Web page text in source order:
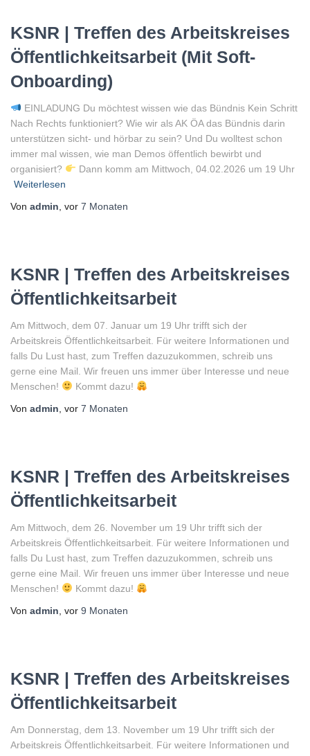
KSNR | Treffen des Arbeitskreises
Öffentlichkeitsarbeit (Mit Soft-
Onboarding)
EINLADUNG Du möchtest wissen wie das Bündnis Kein Schritt
Nach Rechts funktioniert? Wie wir als AK ÖA das Bündnis darin
unterstützen sicht- und hörbar zu sein? Und Du wolltest schon
immer mal wissen, wie man Demos öffentlich bewirbt und
organisiert?
Dann komm am Mittwoch, 04.02.2026 um 19 Uhr
Weiterlesen
Von admin , vor 7 Monaten
KSNR | Treffen des Arbeitskreises
Öffentlichkeitsarbeit
Am Mittwoch, dem 07. Januar um 19 Uhr trifft sich der
Arbeitskreis Öffentlichkeitsarbeit. Für weitere Informationen und
falls Du Lust hast, zum Treffen dazuzukommen, schreib uns
gerne eine Mail. Wir freuen uns immer über Interesse und neue
Menschen!
Kommt dazu!
Von admin , vor 7 Monaten
KSNR | Treffen des Arbeitskreises
Öffentlichkeitsarbeit
Am Mittwoch, dem 26. November um 19 Uhr trifft sich der
Arbeitskreis Öffentlichkeitsarbeit. Für weitere Informationen und
falls Du Lust hast, zum Treffen dazuzukommen, schreib uns
gerne eine Mail. Wir freuen uns immer über Interesse und neue
Menschen!
Kommt dazu!
Von admin , vor 9 Monaten
KSNR | Treffen des Arbeitskreises
Öffentlichkeitsarbeit
Am Donnerstag, dem 13. November um 19 Uhr trifft sich der
Arbeitskreis Öffentlichkeitsarbeit. Für weitere Informationen und